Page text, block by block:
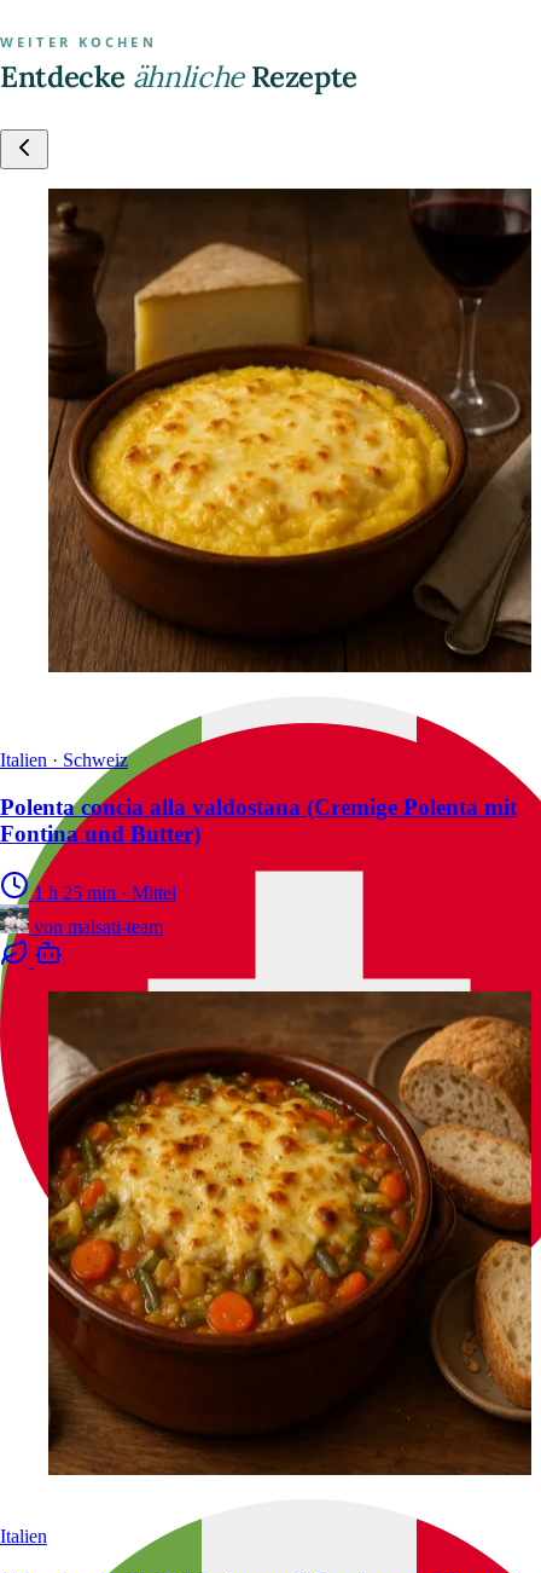
WEITER KOCHEN
Entdecke ähnlicheRezepte
Italien · Schweiz
Polenta concia alla valdostana (Cremige Polenta mit
Fontina und Butter)
1 h 25 min · Mittel
von malsati-team
Italien